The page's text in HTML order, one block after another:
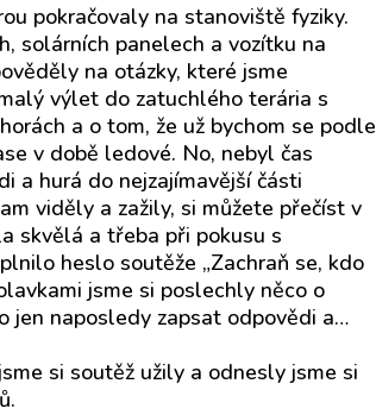
pokračovaly na stanoviště fyziky.
solárních panelech a vozítku na
na otázky, které jsme
výlet do zatuchlého terária s
a o tom, že už bychom se podle
v době ledové. No, nebyl čas
a hurá do nejzajímavější části
viděly a zažily, si můžete přečíst v
skvělá a třeba při pokusu s
heslo soutěže „Zachraň se, kdo
jsme si poslechly něco o
jen naposledy zapsat odpovědi a…
si soutěž užily a odnesly jsme si